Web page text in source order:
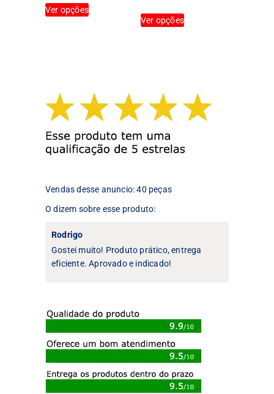
produto
Ver opçõesproduto
podem
ser
escolhidas
na
página
Ver opçõesproduto
opções
podem
ser
na
Vendas desse anuncio: 40 peças
O dizem sobre esse produto:
Rodrigo
Gostei muito! Produto prático, entrega
eficiente. Aprovado e indicado!